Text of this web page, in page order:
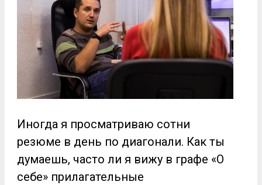
Иногда я просматриваю сотни
резюме в день по диагонали. Как ты
думаешь, часто ли я вижу в графе «О
себе» прилагательные